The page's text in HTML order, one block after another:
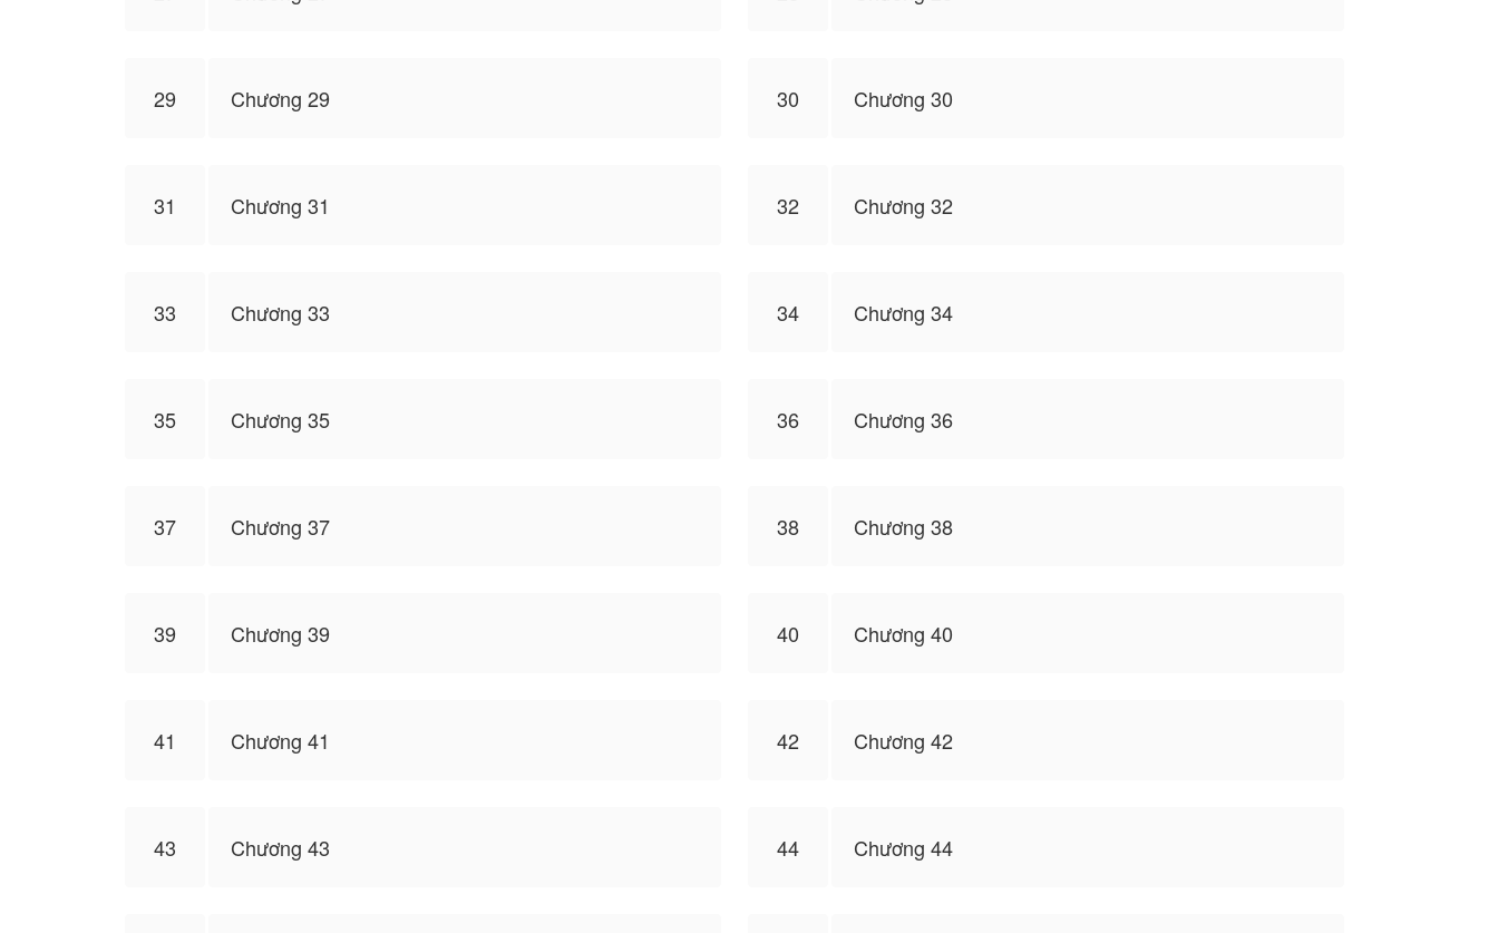
29 Chương 29 30 Chương 30
31 Chương 31 32 Chương 32
33 Chương 33 34 Chương 34
35 Chương 35 36 Chương 36
37 Chương 37 38 Chương 38
39 Chương 39 40 Chương 40
41 Chương 41 42 Chương 42
43 Chương 43 44 Chương 44